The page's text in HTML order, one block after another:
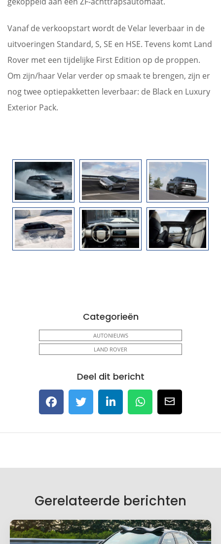
Vanaf de verkoopstart wordt de Velar leverbaar in de
uitvoeringen Standard, S, SE en HSE. Tevens komt Land
Rover met een tijdelijke First Edition op de proppen.
Om zijn/haar Velar verder op smaak te brengen, zijn er
nog twee optiepakketten leverbaar: de Black en Luxury
Exterior Pack.
Categorieën
AUTONIEUWS
LAND ROVER
Deel dit bericht
Gerelateerde berichten